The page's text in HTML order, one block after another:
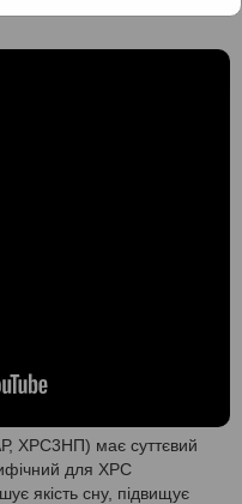
ХРС3НП) має суттєвий
для ХРС
якість сну, підвищує